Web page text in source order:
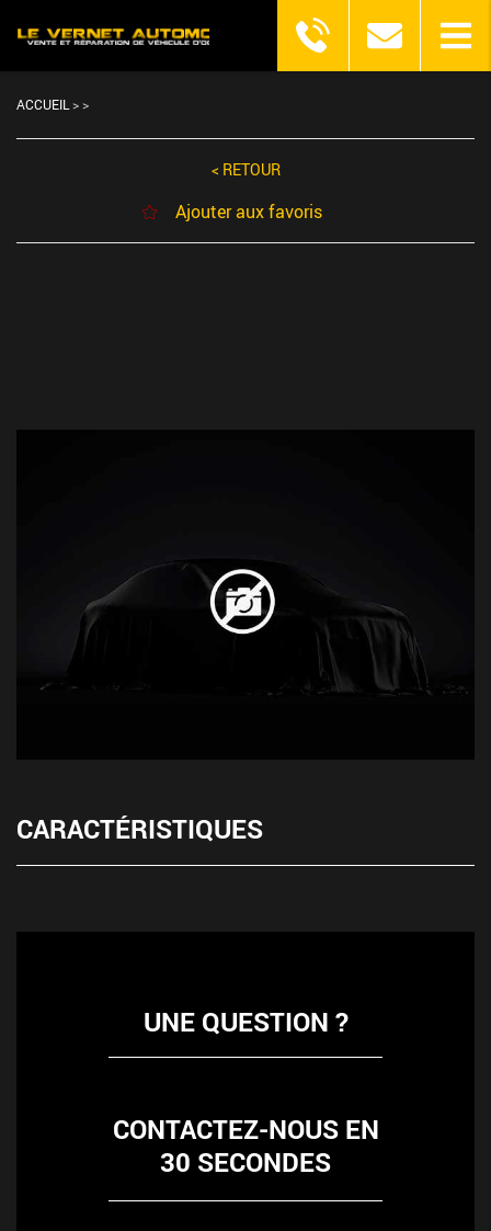
ACCUEIL >>
< RETOUR
Ajouter aux favoris
CARACTÉRISTIQUES
UNE QUESTION ?
CONTACTEZ-NOUS EN
30 SECONDES